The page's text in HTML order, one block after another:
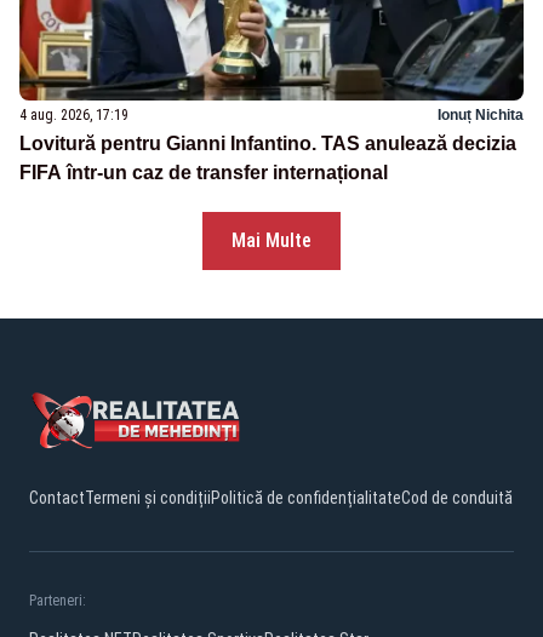
4 aug. 2026, 17:19 Ionuț Nichita
Lovitură pentru Gianni Infantino. TAS anulează decizia
FIFA într-un caz de transfer internațional
Mai Multe
ContactTermeni și condițiiPolitică de confidențialitateCod de conduită
Parteneri: